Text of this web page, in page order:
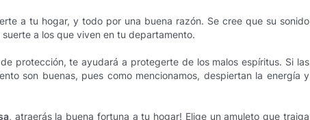
a tu hogar, y todo por una buena razón. Se cree que su sonido
a los que viven en tu departamento.
protección, te ayudará a protegerte de los malos espíritus. Si las
son buenas, pues como mencionamos, despiertan la energía y
, atraerás la buena fortuna a tu hogar! Elige un amuleto que traiga